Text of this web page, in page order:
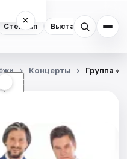
Стендап Выставки
×
☾
Концерты Группа